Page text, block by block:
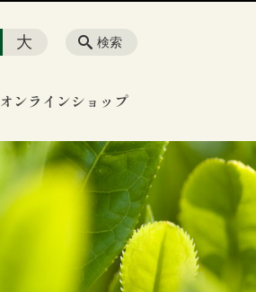
オンラインショップ
検索
大